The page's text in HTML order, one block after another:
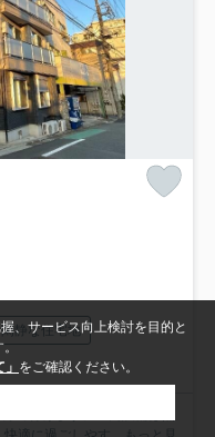
閑静な住宅地
で行けます。室内設備は照
、サービス向上検討を目的と
。
をご確認ください。